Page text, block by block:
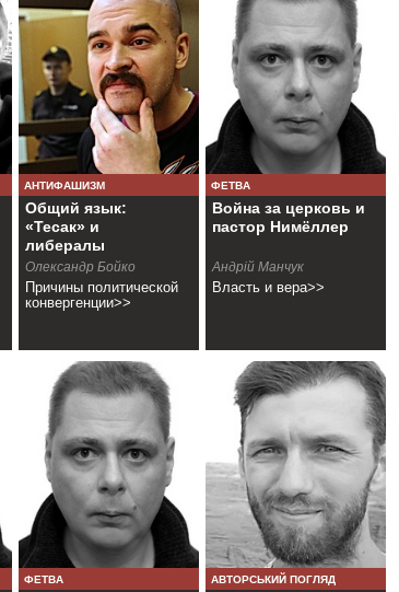
АНТИФАШИЗМ
Общий язык:
«Тесак» и
либералы
Олександр Бойко
Причины политической
конвергенции>>
ФЕТВА
Война за церковь и
пастор Нимёллер
Андрій Манчук
Власть и вера>>
ФЕТВА АВТОРСЬКИЙ ПОГЛЯД